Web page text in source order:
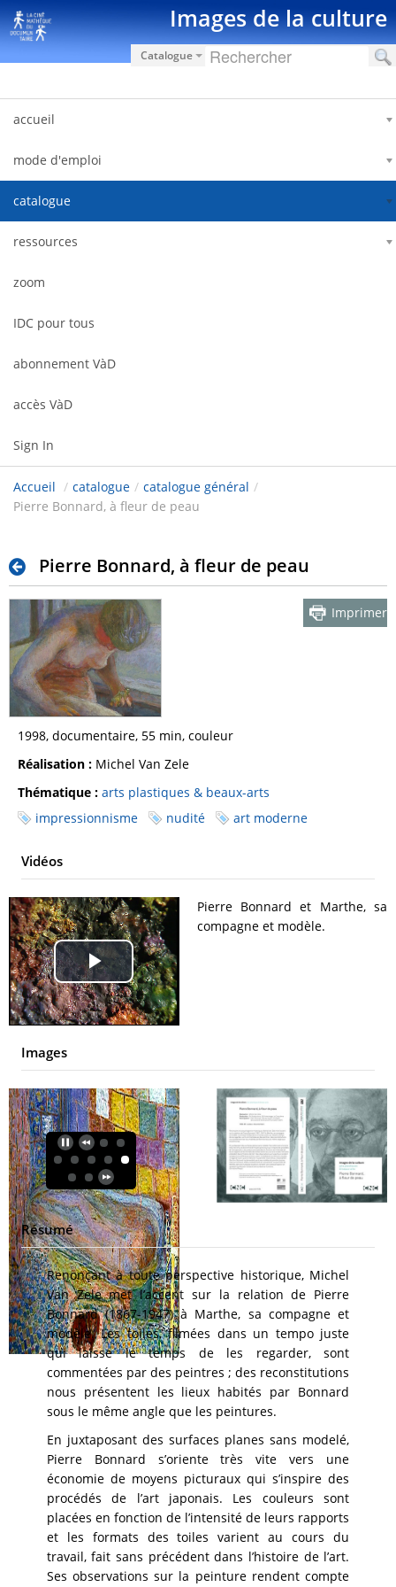
Skip to Content Images de la culture
Catalogue
accueil
mode d'emploi
catalogue
ressources
zoom
IDC pour tous
abonnement VàD
accès VàD
Sign In
Accueil / catalogue / catalogue général /
Pierre Bonnard, à fleur de peau
Pierre Bonnard, à fleur de peau
Imprimer
1998, documentaire, 55 min, couleur
Réalisation : Michel Van Zele
Thématique : arts plastiques & beaux-arts
impressionnisme
nudité art moderne
Vidéos
Play
Video
Pierre Bonnard et Marthe, sa
compagne et modèle.
Images
Résumé
Renonçant à toute perspective historique, Michel
Van Zele met l’accent sur la relation de Pierre
Bonnard (1867-1947) à Marthe, sa compagne et
modèle. Les toiles, filmées dans un tempo juste
qui laisse le temps de les regarder, sont
commentées par des peintres ; des reconstitutions
nous présentent les lieux habités par Bonnard
sous le même angle que les peintures.
En juxtaposant des surfaces planes sans modelé,
Pierre Bonnard s’oriente très vite vers une
économie de moyens picturaux qui s’inspire des
procédés de l’art japonais. Les couleurs sont
placées en fonction de l’intensité de leurs rapports
et les formats des toiles varient au cours du
travail, fait sans précédent dans l’histoire de l’art.
Ses observations sur la peinture rendent compte